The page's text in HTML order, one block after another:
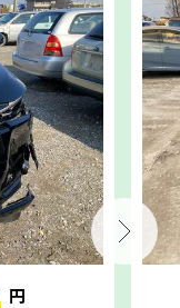
円